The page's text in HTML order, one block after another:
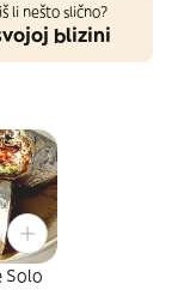
li nešto slično?
blizini
Solo